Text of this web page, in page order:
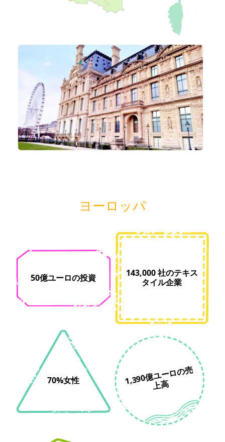
ヨーロッパ
50億ユーロの投資
143,000 社のテキス
タイル企業
70%女性 1,390
億
ユ
ー
ロ
の
売
上
高